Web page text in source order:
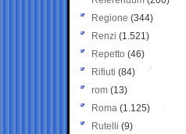
Regione (344)
Renzi (1.521)
Repetto (46)
Rifiuti (84)
rom (13)
Roma (1.125)
Rutelli (9)